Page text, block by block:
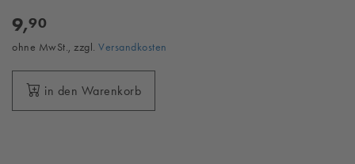
9,90
ohne MwSt., zzgl. Versandkosten
in den Warenkorb